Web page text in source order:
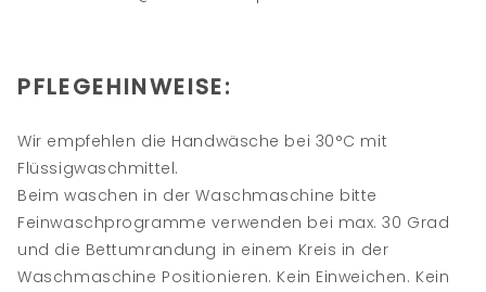
PFLEGEHINWEISE:
Wir empfehlen die Handwäsche bei 30°C mit
Flüssigwaschmittel.
Beim waschen in der Waschmaschine bitte
Feinwaschprogramme verwenden bei max. 30 Grad
und die Bettumrandung in einem Kreis in der
Waschmaschine Positionieren. Kein Einweichen. Kein